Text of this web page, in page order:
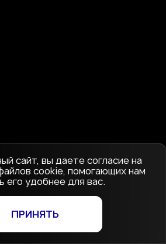
сайт, вы даете согласие на
cookie, помогающих нам
его удобнее для вас.
ПРИНЯТЬ